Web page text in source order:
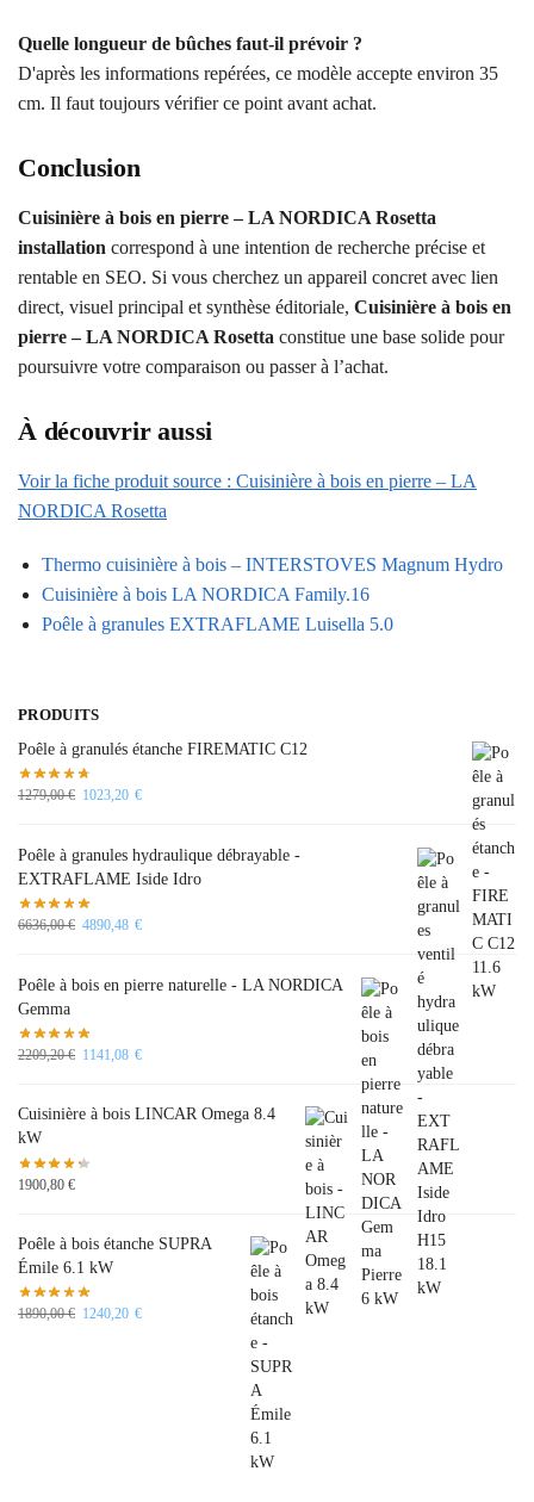
Quelle longueur de bûches faut-il prévoir ?
D'après les informations repérées, ce modèle accepte environ 35
cm. Il faut toujours vérifier ce point avant achat.
Conclusion
Cuisinière à bois en pierre – LA NORDICA Rosetta
installation correspond à une intention de recherche précise et
rentable en SEO. Si vous cherchez un appareil concret avec lien
direct, visuel principal et synthèse éditoriale, Cuisinière à bois en
pierre – LA NORDICA Rosetta constitue une base solide pour
poursuivre votre comparaison ou passer à l’achat.
À découvrir aussi
Voir la fiche produit source : Cuisinière à bois en pierre – LA
NORDICA Rosetta
Thermo cuisinière à bois – INTERSTOVES Magnum Hydro
Cuisinière à bois LA NORDICA Family.16
Poêle à granules EXTRAFLAME Luisella 5.0
PRODUITS
Poêle à granulés étanche FIREMATIC C12
1279,00€ 1023,20 €
Poêle à granules hydraulique débrayable -
EXTRAFLAME Iside Idro
6636,00€ 4890,48 €
Poêle à bois en pierre naturelle - LA NORDICA
Gemma
2209,20€ 1141,08 €
Cuisinière à bois LINCAR Omega 8.4
kW
1900,80 €
Poêle à bois étanche SUPRA
Émile 6.1 kW
1890,00€ 1240,20 €